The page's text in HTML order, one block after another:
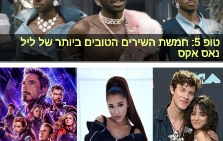
טופ 5: חמשת השירים הטובים ביותר של ליל
נאס אקס